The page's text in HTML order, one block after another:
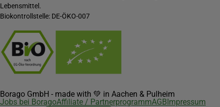
Lebensmittel.
Biokontrollstelle: DE-ÖKO-007
Borago GmbH - made with 💚 in Aachen & Pulheim
Jobs bei BoragoAffiliate / PartnerprogrammAGB Impressum